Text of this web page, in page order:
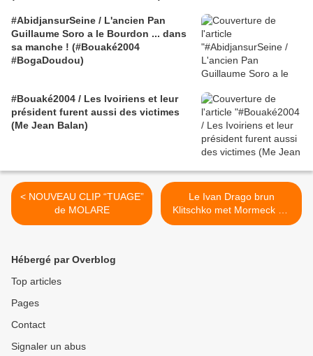
#AbidjansurSeine / L'ancien Pan
Guillaume Soro a le Bourdon ... dans
sa manche ! (#Bouaké2004
#BogaDoudou)
#Bouaké2004 / Les Ivoiriens et leur
président furent aussi des victimes
(Me Jean Balan)
< NOUVEAU CLIP “TUAGE”
de MOLARE
Le Ivan Drago brun
Klitschko met Mormeck K.-
O. en 4 rounds >
Hébergé par Overblog
Top articles
Pages
Contact
Signaler un abus